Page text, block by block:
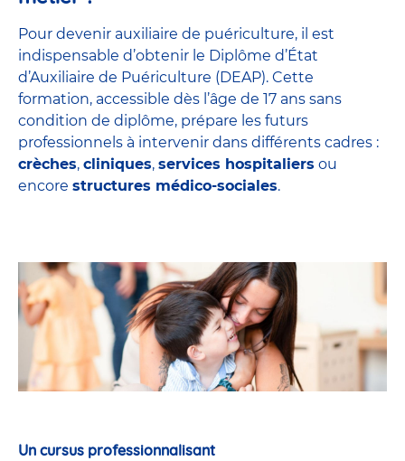
Pour devenir auxiliaire de puériculture, il est
indispensable d’obtenir le Diplôme d’État
d’Auxiliaire de Puériculture (DEAP). Cette
formation, accessible dès l’âge de 17 ans sans
condition de diplôme, prépare les futurs
professionnels à intervenir dans différents cadres :
crèches, cliniques, services hospitaliers ou
encore structures médico-sociales.
Un cursus professionnalisant